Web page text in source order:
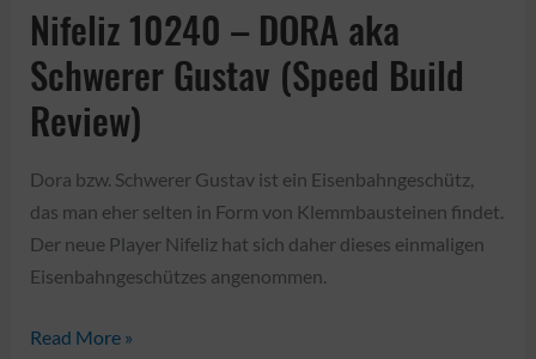
Nifeliz 10240 – DORA aka
Schwerer Gustav (Speed Build
Review)
Dora bzw. Schwerer Gustav ist ein Eisenbahngeschütz,
das man eher selten in Form von Klemmbausteinen findet.
Der neue Player Nifeliz hat sich daher dieses einmaligen
Eisenbahngeschützes angenommen.
Nifeliz
Read More »